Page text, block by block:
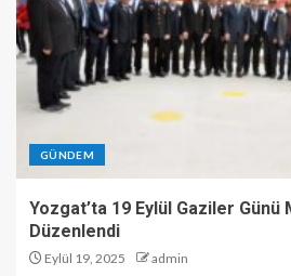
GÜNDEM
Yozgat’ta 19 Eylül Gaziler Günü
Düzenlendi
Eylül 19, 2025 admin